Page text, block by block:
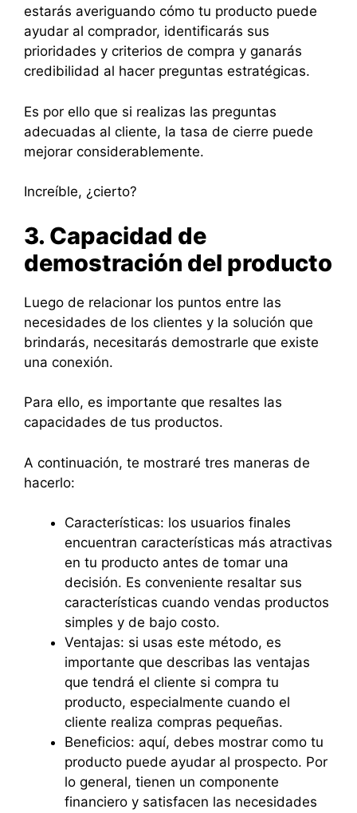
estarás averiguando cómo tu producto puede
ayudar al comprador, identificarás sus
prioridades y criterios de compra y ganarás
credibilidad al hacer preguntas estratégicas.
Es por ello que si realizas las preguntas
adecuadas al cliente, la tasa de cierre puede
mejorar considerablemente.
Increíble, ¿cierto?
3. Capacidad de
demostración del producto
Luego de relacionar los puntos entre las
necesidades de los clientes y la solución que
brindarás, necesitarás demostrarle que existe
una conexión.
Para ello, es importante que resaltes las
capacidades de tus productos.
A continuación, te mostraré tres maneras de
hacerlo:
Características: los usuarios finales
encuentran características más atractivas
en tu producto antes de tomar una
decisión. Es conveniente resaltar sus
características cuando vendas productos
simples y de bajo costo.
Ventajas: si usas este método, es
importante que describas las ventajas
que tendrá el cliente si compra tu
producto, especialmente cuando el
cliente realiza compras pequeñas.
Beneficios: aquí, debes mostrar como tu
producto puede ayudar al prospecto. Por
lo general, tienen un componente
financiero y satisfacen las necesidades